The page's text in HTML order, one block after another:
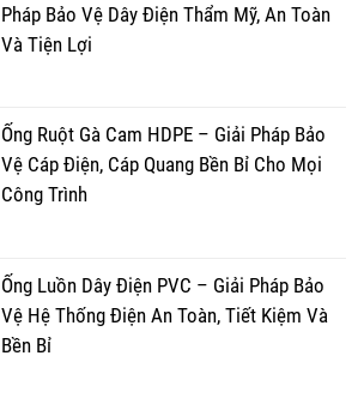
Pháp Bảo Vệ Dây Điện Thẩm Mỹ, An Toàn
Và Tiện Lợi
Ống Ruột Gà Cam HDPE – Giải Pháp Bảo
Vệ Cáp Điện, Cáp Quang Bền Bỉ Cho Mọi
Công Trình
Ống Luồn Dây Điện PVC – Giải Pháp Bảo
Vệ Hệ Thống Điện An Toàn, Tiết Kiệm Và
Bền Bỉ